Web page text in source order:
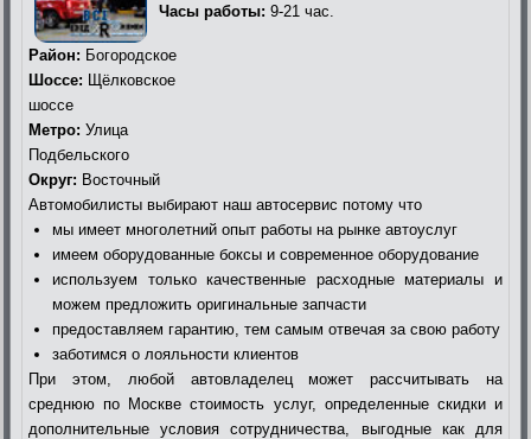
Часы работы: 9-21 час.
Район: Богородское
Шоссе: Щёлковское
шоссе
Метро: Улица
Подбельского
Округ: Восточный
Автомобилисты выбирают наш автосервис потому что
мы имеет многолетний опыт работы на рынке автоуслуг
имеем оборудованные боксы и современное оборудование
используем только качественные расходные материалы и
можем предложить оригинальные запчасти
предоставляем гарантию, тем самым отвечая за свою работу
заботимся о лояльности клиентов
При этом, любой автовладелец может рассчитывать на
среднюю по Москве стоимость услуг, определенные скидки и
дополнительные условия сотрудничества, выгодные как для